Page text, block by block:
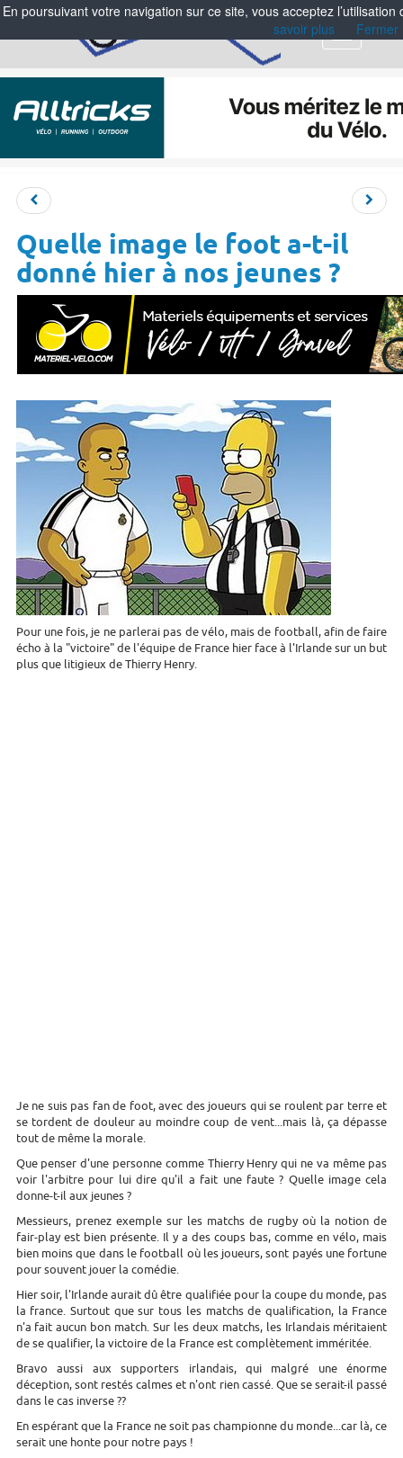
Menu
Quelle image le foot a-t-il
donné hier à nos jeunes ?
Pour une fois, je ne parlerai pas de vélo, mais de football, afin de faire
écho à la "victoire" de l'équipe de France hier face à l'Irlande sur un but
plus que litigieux de Thierry Henry.
Je ne suis pas fan de foot, avec des joueurs qui se roulent par terre et
se tordent de douleur au moindre coup de vent...mais là, ça dépasse
tout de même la morale.
Que penser d'une personne comme Thierry Henry qui ne va même pas
voir l'arbitre pour lui dire qu'il a fait une faute ? Quelle image cela
donne-t-il aux jeunes ?
Messieurs, prenez exemple sur les matchs de rugby où la notion de
fair-play est bien présente. Il y a des coups bas, comme en vélo, mais
bien moins que dans le football où les joueurs, sont payés une fortune
pour souvent jouer la comédie.
Hier soir, l'Irlande aurait dû être qualifiée pour la coupe du monde, pas
la france. Surtout que sur tous les matchs de qualification, la France
n'a fait aucun bon match. Sur les deux matchs, les Irlandais méritaient
de se qualifier, la victoire de la France est complètement imméritée.
Bravo aussi aux supporters irlandais, qui malgré une énorme
déception, sont restés calmes et n'ont rien cassé. Que se serait-il passé
dans le cas inverse ??
En espérant que la France ne soit pas championne du monde...car là, ce
serait une honte pour notre pays !
En poursuivant votre navigation sur ce site, vous acceptez
savoir plus
Fermer